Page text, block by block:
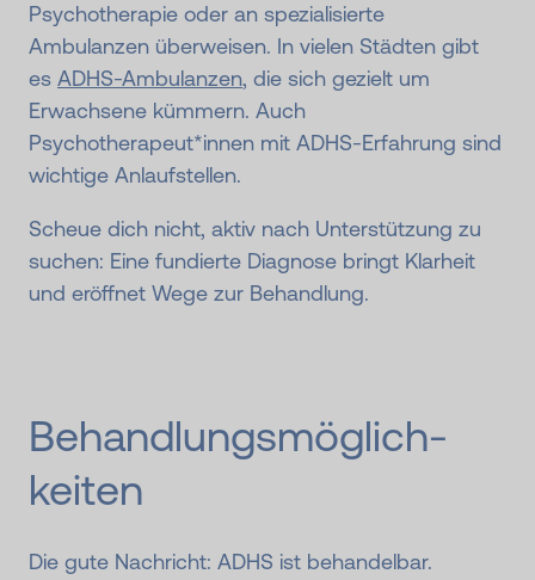
Psychotherapie oder an spezialisierte
Ambulanzen überweisen. In vielen Städten gibt
es ADHS-Ambulanzen, die sich gezielt um
Erwachsene kümmern. Auch
Psychotherapeut*innen mit ADHS-Erfahrung sind
wichtige Anlaufstellen.
Scheue dich nicht, aktiv nach Unterstützung zu
suchen: Eine fundierte Diagnose bringt Klarheit
und eröffnet Wege zur Behandlung.
Behandlungs­möglich­
keiten
Die gute Nachricht: ADHS ist behandelbar.